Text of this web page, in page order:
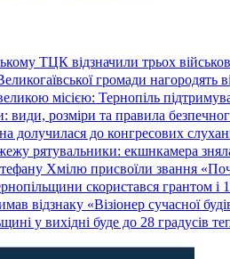
ТЦК відзначили трьох
громади нагородять
місією: Тернопіль
види, розміри та правила
долучилася до конгресових
рятувальники: екшнкамера
Хмілю присвоїли звання
скористався грантом і
відзнаку «Візіонер сучасної
у вихідні буде до 28 градусів